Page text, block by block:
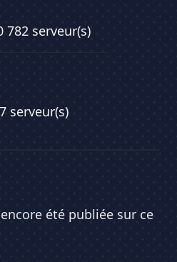
782 serveur(s)
serveur(s)
été publiée sur ce